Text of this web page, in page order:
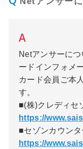
Netアンサーに
ードインフォメ
カード会員ご本
す。
■(株)クレディセ
https://
■セゾンカウンタ
https://